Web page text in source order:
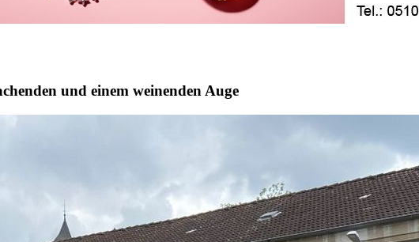
und einem weinenden Auge